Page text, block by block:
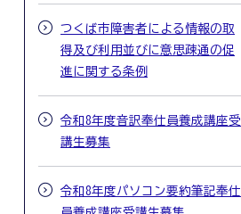
つくば市障害者による情報の取
得及び利用並びに意思疎通の促
進に関する条例
令和8年度音訳奉仕員養成講座受
講生募集
令和8年度パソコン要約筆記奉仕